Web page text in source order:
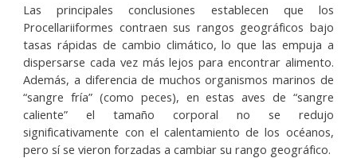
Las principales conclusiones establecen que los
Procellariiformes contraen sus rangos geográficos bajo
tasas rápidas de cambio climático, lo que las empuja a
dispersarse cada vez más lejos para encontrar alimento.
Además, a diferencia de muchos organismos marinos de
“sangre fría” (como peces), en estas aves de “sangre
caliente” el tamaño corporal no se redujo
significativamente con el calentamiento de los océanos,
pero sí se vieron forzadas a cambiar su rango geográfico.